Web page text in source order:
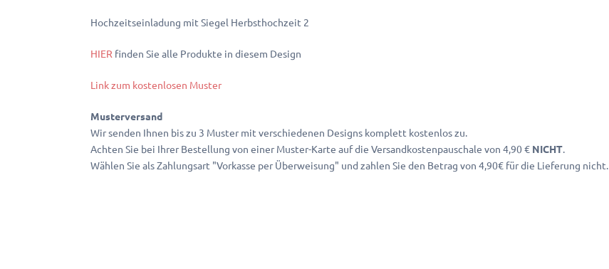
Hochzeitseinladung mit Siegel Herbsthochzeit 2
HIER finden Sie alle Produkte in diesem Design
Link zum kostenlosen Muster
Musterversand
Wir senden Ihnen bis zu 3 Muster mit verschiedenen Designs komplett kostenlos zu.
Achten Sie bei Ihrer Bestellung von einer Muster-Karte auf die Versandkostenpauschale von 4,90 € NICHT.
Wählen Sie als Zahlungsart "Vorkasse per Überweisung" und zahlen Sie den Betrag von 4,90€ für die Lieferung nicht.